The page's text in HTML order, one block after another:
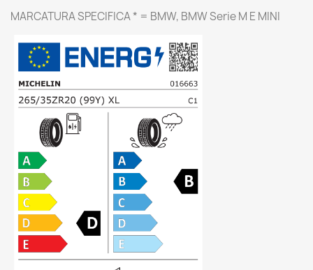
MARCATURA SPECIFICA * = BMW, BMW Serie M E MINI